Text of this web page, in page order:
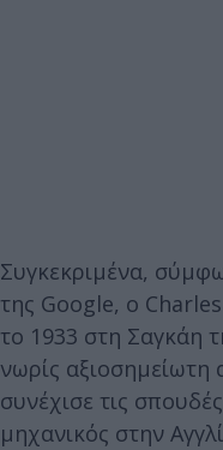
Συγκεκριμένα,
της Google, o
το 1933 στη Σαγκάη
νωρίς αξιοσημείωτη
συνέχισε τις
μηχανικός στην